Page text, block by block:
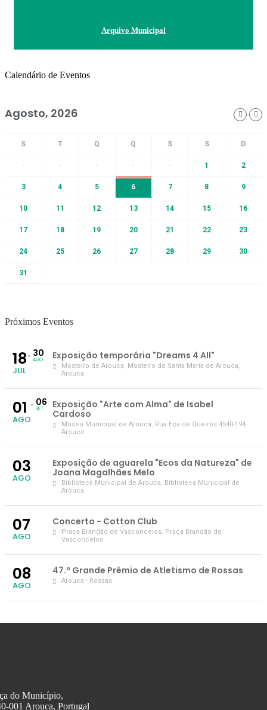
Arquivo Municipal
Calendário de Eventos
Agosto, 2026
- - - - - 1 2
3 4 5 6 7 8 9
10 11 12 13 14 15 16
17 18 19 20 21 22 23
24 25 26 27 28 29 30
31
Próximos Eventos
18
JUL
30
AGO Exposição temporária "Dreams 4 All"
Mosteiro de Arouca, Mosteiro de Santa Maria de Arouca,
Arouca
01
AGO
06
SET
Exposição "Arte com Alma" de Isabel
Cardoso
Museu Municipal de Arouca, Rua Eça de Queirós 4540-194
Arouca
03
AGO
Exposição de aguarela "Ecos da Natureza" de
Joana Magalhães Melo
Biblioteca Municipal de Arouca, Biblioteca Municipal de
Arouca
07
AGO
Concerto - Cotton Club
Praça Brandão de Vasconcelos, Praça Brandão de
Vasconcelos
08
AGO
47.º Grande Prémio de Atletismo de Rossas
Arouca - Rossas
do Município,
001 Arouca, Portugal